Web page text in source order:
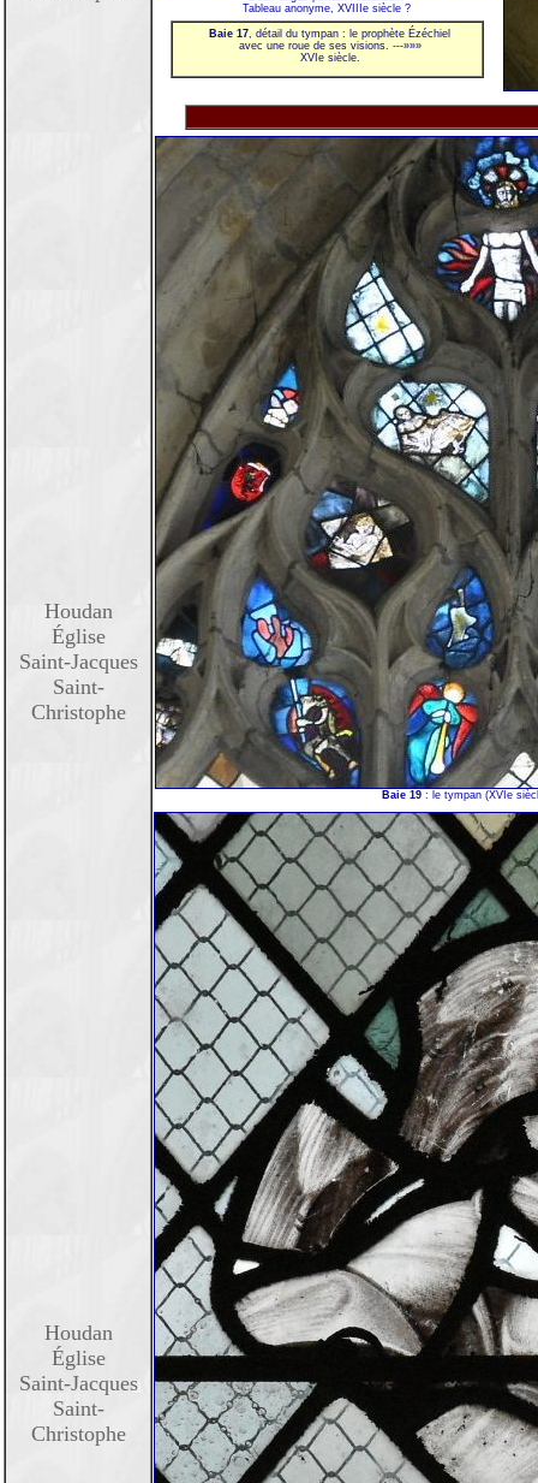
Houdan
Église
Saint-Jacques
Saint-
Christophe
Houdan
Église
Saint-Jacques
Saint-
Christophe
Tableau anonyme, XVIIIe siècle ?
Baie 17, détail du tympan : le prophète Ézéchiel
avec une roue de ses visions. ---»»»
XVIe siècle.
Baie 19: le tympan (XVIe